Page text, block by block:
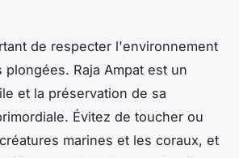
de respecter l'environnement
plongées. Raja Ampat est un
et la préservation de sa
Évitez de toucher ou
marines et les coraux, et